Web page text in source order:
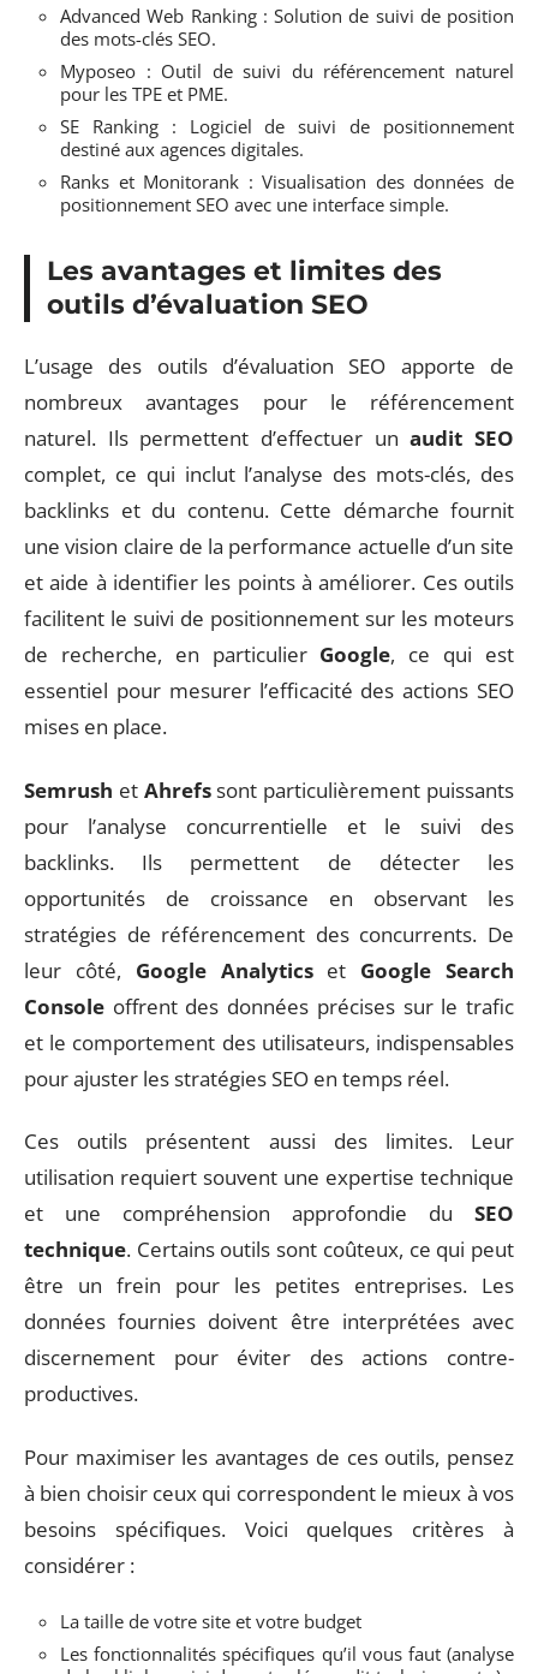
Advanced Web Ranking : Solution de suivi de position
des mots-clés SEO.
Myposeo : Outil de suivi du référencement naturel
pour les TPE et PME.
SE Ranking : Logiciel de suivi de positionnement
destiné aux agences digitales.
Ranks et Monitorank : Visualisation des données de
positionnement SEO avec une interface simple.
Les avantages et limites des
outils d’évaluation SEO
L’usage des outils d’évaluation SEO apporte de
nombreux avantages pour le référencement
naturel. Ils permettent d’effectuer unaudit SEO
complet, ce qui inclut l’analyse des mots-clés, des
backlinks et du contenu. Cette démarche fournit
une vision claire de la performance actuelle d’un site
et aide à identifier les points à améliorer. Ces outils
facilitent le suivi de positionnement sur les moteurs
de recherche, en particulier Google, ce qui est
essentiel pour mesurer l’efficacité des actions SEO
mises en place.
Semrush et Ahrefssont particulièrement puissants
pour l’analyse concurrentielle et le suivi des
backlinks. Ils permettent de détecter les
opportunités de croissance en observant les
stratégies de référencement des concurrents. De
leur côté, Google Analyticset Google Search
Console offrent des données précises sur le trafic
et le comportement des utilisateurs, indispensables
pour ajuster les stratégies SEO en temps réel.
Ces outils présentent aussi des limites. Leur
utilisation requiert souvent une expertise technique
et une compréhension approfondie du SEO
technique. Certains outils sont coûteux, ce qui peut
être un frein pour les petites entreprises. Les
données fournies doivent être interprétées avec
discernement pour éviter des actions contre-
productives.
Pour maximiser les avantages de ces outils, pensez
à bien choisir ceux qui correspondent le mieux à vos
besoins spécifiques. Voici quelques critères à
considérer :
La taille de votre site et votre budget
Les fonctionnalités spécifiques qu’il vous faut (analyse